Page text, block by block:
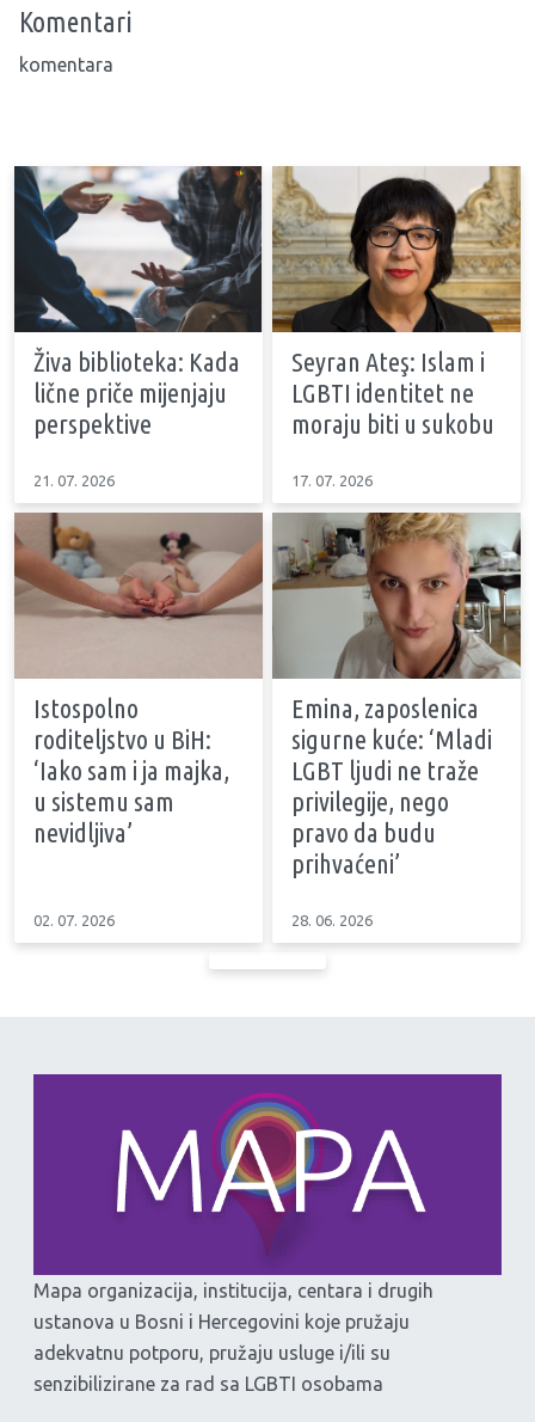
Komentari
komentara
Živa biblioteka: Kada
lične priče mijenjaju
perspektive
21. 07. 2026
Seyran Ateş: Islam i
LGBTI identitet ne
moraju biti u sukobu
17. 07. 2026
Istospolno
roditeljstvo u BiH:
‘Iako sam i ja majka,
u sistemu sam
nevidljiva’
02. 07. 2026
Emina, zaposlenica
sigurne kuće: ‘Mladi
LGBT ljudi ne traže
privilegije, nego
pravo da budu
prihvaćeni’
28. 06. 2026
Mapa organizacija, institucija, centara i drugih
ustanova u Bosni i Hercegovini koje pružaju
adekvatnu potporu, pružaju usluge i/ili su
senzibilizirane za rad sa LGBTI osobama